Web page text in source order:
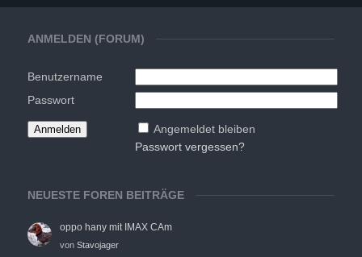
ANMELDEN (FORUM)
Benutzername
Passwort
Angemeldet bleiben
Passwort vergessen?
NEUESTE FOREN BEITRÄGE
oppo hany mit IMAX CAm
von Stavojager